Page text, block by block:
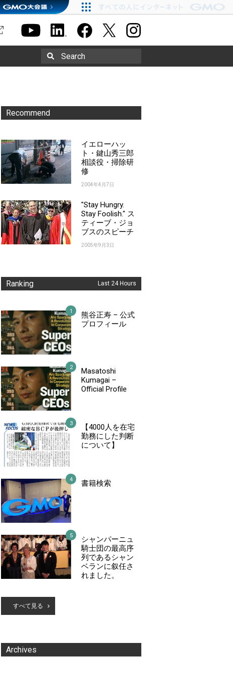
Search
Recommend
イエローハッ
ト・鍵山秀三郎
相談役・掃除研
修
2004年4月7日
"Stay Hungry.
Stay Foolish." ス
ティーブ・ジョ
ブスのスピーチ
2005年9月3日
Ranking Last 24 Hours
熊谷正寿 – 公式
プロフィール
Masatoshi
Kumagai –
Official Profile
【4000人を在宅
勤務にした判断
について】
書籍検索
シャンパーニュ
騎士団の最高序
列であるシャン
ベランに叙任さ
れました。
すべて見る
Archives